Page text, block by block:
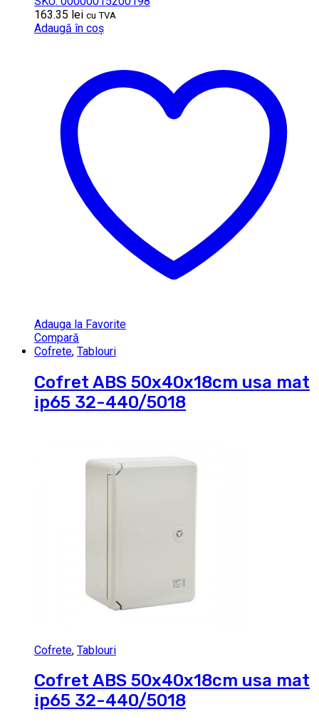
163.35 lei cu TVA
Adaugă în coș
Adauga la Favorite
Compară
Cofrete, Tablouri
Cofret ABS 50x40x18cm usa mat
ip65 32-440/5018
Cofrete, Tablouri
Cofret ABS 50x40x18cm usa mat
ip65 32-440/5018